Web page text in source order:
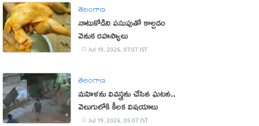
తెలంగాణ
నాటుకోడిని పసుపుతో కాల్చడం
వెనుక రహస్యాలు
Jul 19, 2026, 07:07 IST
తెలంగాణ
మహిళను వివస్త్రను చేసిన ఘటన..
వెలుగులోకి కీలక విషయాలు
Jul 19, 2026, 05:07 IST